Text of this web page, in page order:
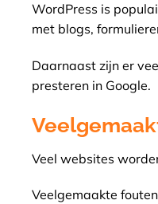
WordPress is
met blogs,
Daarnaast zijn er
presteren in Google.
Veel websites
Veelgemaakte